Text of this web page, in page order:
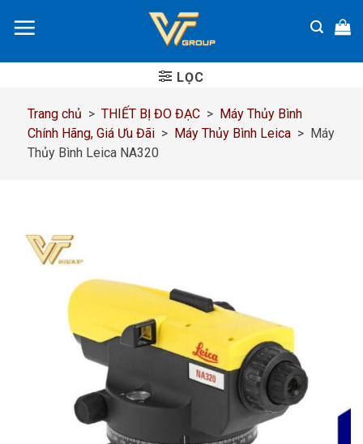
đến
dung
LỌC
Trang chủ > THIẾT BỊ ĐO ĐẠC > Máy Thủy Bình
Chính Hãng, Giá Ưu Đãi > Máy Thủy Bình Leica > Máy
Thủy Bình Leica NA320